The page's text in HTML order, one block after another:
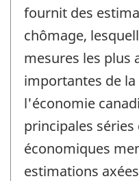
fournit des
chômage,
mesures les plus
importantes de
l'économie
principales séries
économiques
estimations